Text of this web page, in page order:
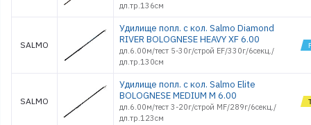
дл.тр.136см
SALMO
Удилище попл. с кол. Salmo Diamond
RIVER BOLOGNESE HEAVY XF 6.00
дл.6.00м/тест 5-30г/строй EF/330г/6секц./
дл.тр.130см
SALMO
Удилище попл. с кол. Salmo Elite
BOLOGNESE MEDIUM M 6.00
дл.6.00м/тест 3-20г/строй MF/289г/6секц./
дл.тр.123см